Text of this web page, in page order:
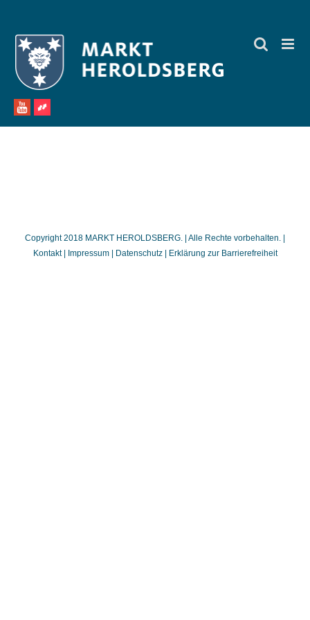
springen
Copyright 2018 MARKT HEROLDSBERG. | Alle Rechte vorbehalten. |
Kontakt
Impressum| Datenschutz| Erklärung zur Barrierefreiheit